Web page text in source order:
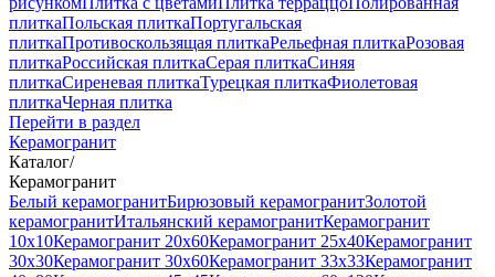
плиткаПольская плиткаПортугальская
плиткаПротивоскользящая плиткаРельефная плиткаРозовая
плиткаРоссийская плиткаСерая плиткаСиняя
плиткаСиреневая плиткаТурецкая плиткаФиолетовая
плиткаЧерная плитка
Перейти в раздел
Керамогранит
Каталог/
Керамогранит
Белый керамогранитБирюзовый керамогранитЗолотой
керамогранитИтальянский керамогранитКерамогранит
10x10Керамогранит 20x60Керамогранит 25x40Керамогранит
30x30Керамогранит 30x60Керамогранит 33x33Керамогранит